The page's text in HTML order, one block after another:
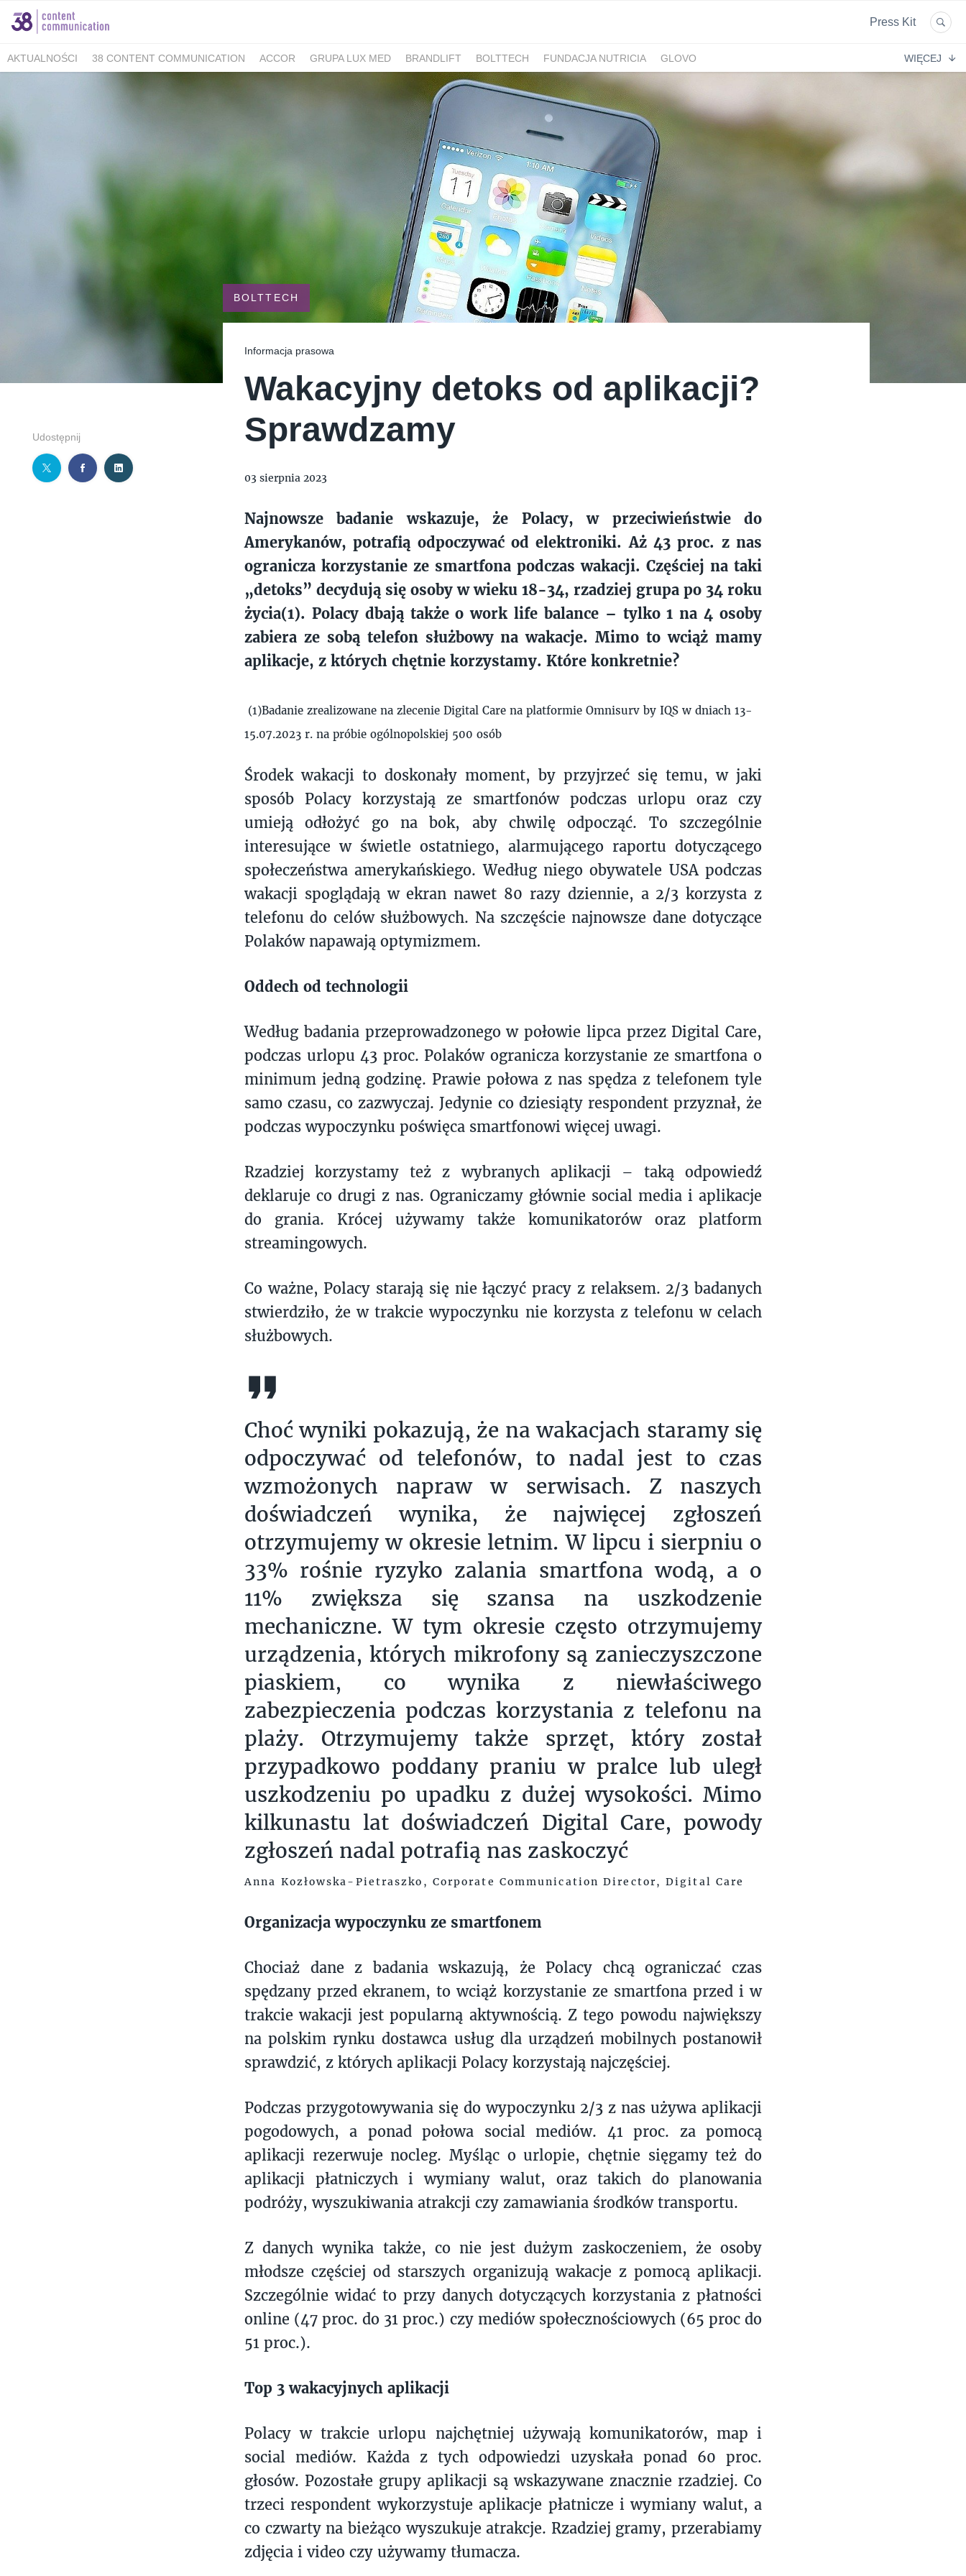
Press Kit
AKTUALNOŚCI 38 CONTENT COMMUNICATION ACCOR GRUPA LUX MED BRANDLIFT BOLTTECH FUNDACJA NUTRICIA
GLOVO
MINISTERSTWO KLIMATU I ŚRODOWISKA
IRON MOUNTAIN POLSKA NEW WORK ATLAS SM MLEKPOL
PIZZAPORTAL.PL OCUVITE SACHOL AFTIGEL HYAL-DROP MULTI
SANOFI KRAJOWA RZEMIEŚLNICZA IZBA OPTYCZNA CENTRUM MEDYCZNE DAMIANA
VENOFLEX
TERAPIA REZONANSEM MAGNETYCZNYM - MBST EMPIK FOTO
BESYMBIO LORUS CONTIGO ZAMEK TOPACZ BAKALLAND DELECTA
AHMAD TEA LONDON AKBAR MOMME ALKEMIE SZPITAL MEDICOVER ENBIO GROUP
TCG PROCESS POLSKA
POKONAJ ZAĆMĘ, POPRAW WIDZENIE GÓRNOŚLĄSKO-ZAGŁĘBIOWSKA METROPOLIA
JASNUM PHARMENA BETHRU MANUFAKTURA FUNDACJA NAGLE SAMI
PANEK CARSHARING BUDVAR ŁÓDŹ KALISKA PLAYFAIR POLREGIO
BIOMED FORUM 76 #EFEKT1BUTELKI COLOSTRUM CARLSBERG GEN4GEN BALCIA
GRUPA RMF ESTE SYNERGY UNILEVER HUMAN ANSWER INSTITUTE PIERRE FABRE ORAL CARE
APPLIA
WIĘCEJ
Udostępnij
BOLTTECH
Informacja prasowa
Wakacyjny detoks od aplikacji?
Sprawdzamy
03 sierpnia 2023
Najnowsze badanie wskazuje, że Polacy, w przeciwieństwie do
Amerykanów, potrafią odpoczywać od elektroniki. Aż 43 proc. z nas
ogranicza korzystanie ze smartfona podczas wakacji. Częściej na taki
„detoks” decydują się osoby w wieku 18-34, rzadziej grupa po 34 roku
życia(1). Polacy dbają także o work life balance – tylko 1 na 4 osoby
zabiera ze sobą telefon służbowy na wakacje. Mimo to wciąż mamy
aplikacje, z których chętnie korzystamy. Które konkretnie?
(1)Badanie zrealizowane na zlecenie Digital Care na platformie Omnisurv by IQS w dniach 13-
15.07.2023 r. na próbie ogólnopolskiej 500 osób
Środek wakacji to doskonały moment, by przyjrzeć się temu, w jaki
sposób Polacy korzystają ze smartfonów podczas urlopu oraz czy
umieją odłożyć go na bok, aby chwilę odpocząć. To szczególnie
interesujące w świetle ostatniego, alarmującego raportu dotyczącego
społeczeństwa amerykańskiego. Według niego obywatele USA podczas
wakacji spoglądają w ekran nawet 80 razy dziennie, a 2/3 korzysta z
telefonu do celów służbowych. Na szczęście najnowsze dane dotyczące
Polaków napawają optymizmem.
Oddech od technologii
Według badania przeprowadzonego w połowie lipca przez Digital Care,
podczas urlopu 43 proc. Polaków ogranicza korzystanie ze smartfona o
minimum jedną godzinę. Prawie połowa z nas spędza z telefonem tyle
samo czasu, co zazwyczaj. Jedynie co dziesiąty respondent przyznał, że
podczas wypoczynku poświęca smartfonowi więcej uwagi.
Rzadziej korzystamy też z wybranych aplikacji – taką odpowiedź
deklaruje co drugi z nas. Ograniczamy głównie social media i aplikacje
do grania. Krócej używamy także komunikatorów oraz platform
streamingowych.
Co ważne, Polacy starają się nie łączyć pracy z relaksem. 2/3 badanych
stwierdziło, że w trakcie wypoczynku nie korzysta z telefonu w celach
służbowych.
Choć wyniki pokazują, że na wakacjach staramy się
odpoczywać od telefonów, to nadal jest to czas
wzmożonych napraw w serwisach. Z naszych
doświadczeń wynika, że najwięcej zgłoszeń
otrzymujemy w okresie letnim. W lipcu i sierpniu o
33% rośnie ryzyko zalania smartfona wodą, a o
11% zwiększa się szansa na uszkodzenie
mechaniczne. W tym okresie często otrzymujemy
urządzenia, których mikrofony są zanieczyszczone
piaskiem, co wynika z niewłaściwego
zabezpieczenia podczas korzystania z telefonu na
plaży. Otrzymujemy także sprzęt, który został
przypadkowo poddany praniu w pralce lub uległ
uszkodzeniu po upadku z dużej wysokości. Mimo
kilkunastu lat doświadczeń Digital Care, powody
zgłoszeń nadal potrafią nas zaskoczyć
Anna Kozłowska-Pietraszko, Corporate Communication Director, Digital Care
Organizacja wypoczynku ze smartfonem
Chociaż dane z badania wskazują, że Polacy chcą ograniczać czas
spędzany przed ekranem, to wciąż korzystanie ze smartfona przed i w
trakcie wakacji jest popularną aktywnością. Z tego powodu największy
na polskim rynku dostawca usług dla urządzeń mobilnych postanowił
sprawdzić, z których aplikacji Polacy korzystają najczęściej.
Podczas przygotowywania się do wypoczynku 2/3 z nas używa aplikacji
pogodowych, a ponad połowa social mediów. 41 proc. za pomocą
aplikacji rezerwuje nocleg. Myśląc o urlopie, chętnie sięgamy też do
aplikacji płatniczych i wymiany walut, oraz takich do planowania
podróży, wyszukiwania atrakcji czy zamawiania środków transportu.
Z danych wynika także, co nie jest dużym zaskoczeniem, że osoby
młodsze częściej od starszych organizują wakacje z pomocą aplikacji.
Szczególnie widać to przy danych dotyczących korzystania z płatności
online (47 proc. do 31 proc.) czy mediów społecznościowych (65 proc do
51 proc.).
Top 3 wakacyjnych aplikacji
Polacy w trakcie urlopu najchętniej używają komunikatorów, map i
social mediów. Każda z tych odpowiedzi uzyskała ponad 60 proc.
głosów. Pozostałe grupy aplikacji są wskazywane znacznie rzadziej. Co
trzeci respondent wykorzystuje aplikacje płatnicze i wymiany walut, a
co czwarty na bieżąco wyszukuje atrakcje. Rzadziej gramy, przerabiamy
zdjęcia i video czy używamy tłumacza.